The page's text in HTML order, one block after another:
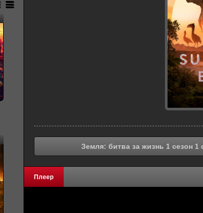
Земля: битва за жизнь 1 сезон
Плеер